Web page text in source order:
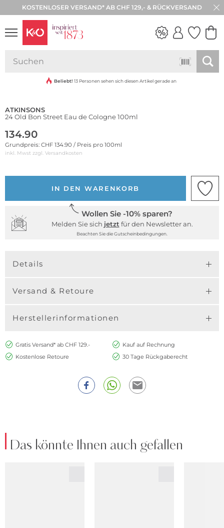
KOSTENLOSER VERSAND* AB CHF 129,- & RÜCKVERSAND
30 TAGE RÜCKGABE
VIBES
Beliebt! 13 Personen sehen sich diesen Artikel gerade an
ATKINSONS
24 Old Bon Street Eau de Cologne 100ml
134.90
Grundpreis: CHF 134.90 / Preis pro 100ml
inkl. Mwst zzgl. Versandkosten
IN DEN WARENKORB
Wollen Sie -10% sparen?
Melden Sie sich jetzt für den Newsletter an.
Beachten Sie die Gutscheinbedingungen.
Details
Versand & Retoure
Herstellerinformationen
Gratis Versand* ab CHF 129.-
Kauf auf Rechnung
Kostenlose Retoure
30 Tage Rückgaberecht
Das könnte Ihnen auch gefallen